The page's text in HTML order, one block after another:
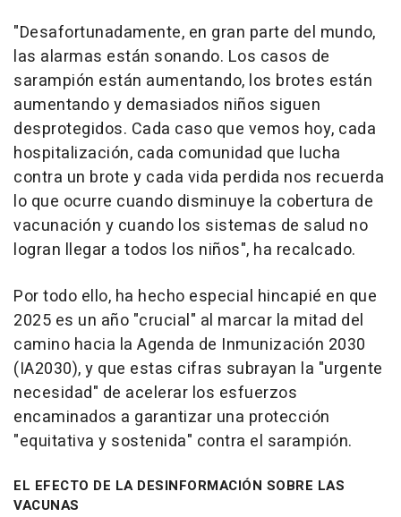
"Desafortunadamente, en gran parte del mundo,
las alarmas están sonando. Los casos de
sarampión están aumentando, los brotes están
aumentando y demasiados niños siguen
desprotegidos. Cada caso que vemos hoy, cada
hospitalización, cada comunidad que lucha
contra un brote y cada vida perdida nos recuerda
lo que ocurre cuando disminuye la cobertura de
vacunación y cuando los sistemas de salud no
logran llegar a todos los niños", ha recalcado.
Por todo ello, ha hecho especial hincapié en que
2025 es un año "crucial" al marcar la mitad del
camino hacia la Agenda de Inmunización 2030
(IA2030), y que estas cifras subrayan la "urgente
necesidad" de acelerar los esfuerzos
encaminados a garantizar una protección
"equitativa y sostenida" contra el sarampión.
EL EFECTO DE LA DESINFORMACIÓN SOBRE LAS
VACUNAS